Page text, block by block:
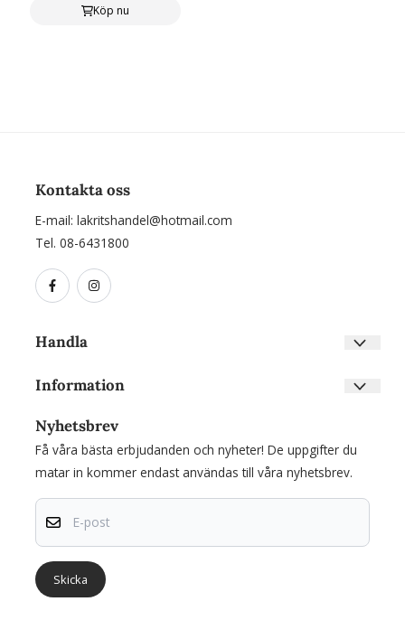
Köp nu
Kontakta oss
E-mail: lakritshandel@hotmail.com
Tel. 08-6431800
Handla
Kontakta oss
Skapa konto
Inloggning
Information
Nyhetsbrev
Om cookies
Nyhetsbrev
Få våra bästa erbjudanden och nyheter! De uppgifter du
matar in kommer endast användas till våra nyhetsbrev.
E-post
Skicka